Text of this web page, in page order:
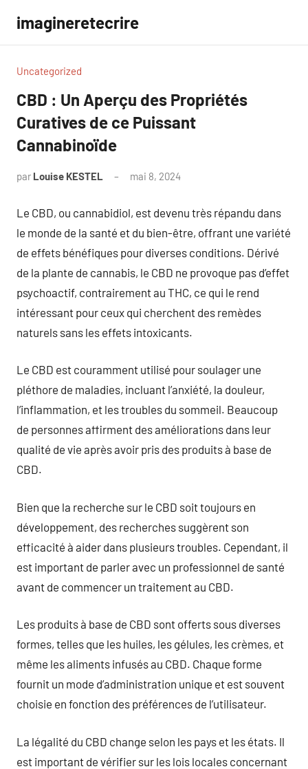
contenu
imagineretecrire
Uncategorized
CBD : Un Aperçu des Propriétés
Curatives de ce Puissant
Cannabinoïde
par Louise KESTEL mai 8, 2024
Le CBD, ou cannabidiol, est devenu très répandu dans
le monde de la santé et du bien-être, offrant une variété
de effets bénéfiques pour diverses conditions. Dérivé
de la plante de cannabis, le CBD ne provoque pas d’effet
psychoactif, contrairement au THC, ce qui le rend
intéressant pour ceux qui cherchent des remèdes
naturels sans les effets intoxicants.
Le CBD est couramment utilisé pour soulager une
pléthore de maladies, incluant l’anxiété, la douleur,
l’inflammation, et les troubles du sommeil. Beaucoup
de personnes affirment des améliorations dans leur
qualité de vie après avoir pris des produits à base de
CBD.
Bien que la recherche sur le CBD soit toujours en
développement, des recherches suggèrent son
efficacité à aider dans plusieurs troubles. Cependant, il
est important de parler avec un professionnel de santé
avant de commencer un traitement au CBD.
Les produits à base de CBD sont offerts sous diverses
formes, telles que les huiles, les gélules, les crèmes, et
même les aliments infusés au CBD. Chaque forme
fournit un mode d’administration unique et est souvent
choisie en fonction des préférences de l’utilisateur.
La légalité du CBD change selon les pays et les états. Il
est important de vérifier sur les lois locales concernant